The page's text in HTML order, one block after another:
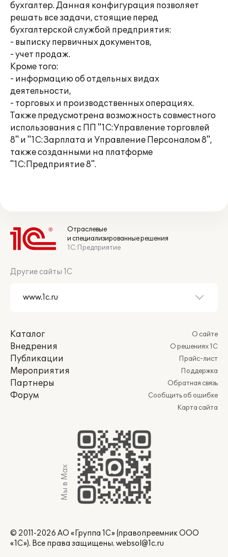
бухгалтер. Данная конфигурация позволяет
решать все задачи, стоящие перед
бухгалтерской службой предприятия:
- выписку первичных документов,
- учет продаж.
Кроме того:
- информацию об отдельных видах
деятельности,
- торговых и производственных операциях.
Также предусмотрена возможность совместного
использования с ПП "1С:Управление торговлей
8" и "1С:Зарплата и Управление Персоналом 8",
также созданными на платформе
"1С:Предприятие 8".
Отраслевые
и специализированные решения
1С:Предприятие
Другие сайты 1С
Каталог
Внедрения
Публикации
Мероприятия
Партнеры
Форум
О сайте
О решениях 1С
Прайс-лист
Поддержка
Обратная связь
Сообщить об ошибке
Карта сайта
Мы в Max
© 2011-2026 АО «Группа 1С» (правопреемник ООО
«1С»). Все права защищены. websol@1c.ru